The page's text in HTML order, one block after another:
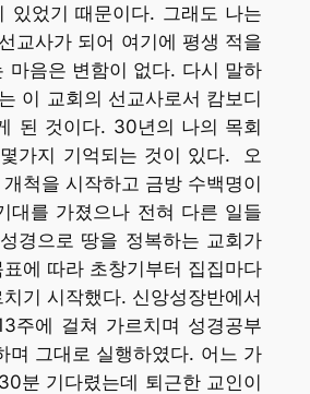
있었기 때문이다. 그래도 나는
교사가 되어 여기에 평생 적을
마음은 변함이 없다. 다시 말하
이 교회의 선교사로서 캄보디
된 것이다. 30년의 나의 목회
가지 기억되는 것이 있다. 오
척을 시작하고 금방 수백명이
대를 가졌으나 전혀 다른 일들
경으로 땅을 정복하는 교회가
에 따라 초창기부터 집집마다
기 시작했다. 신앙성장반에서
주에 걸쳐 가르치며 성경공부
며 그대로 실행하였다. 어느 가
분 기다렸는데 퇴근한 교인이